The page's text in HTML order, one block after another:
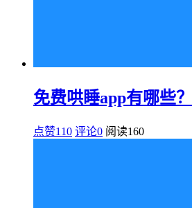
免费哄睡app有哪些？
点赞110 评论0 阅读160